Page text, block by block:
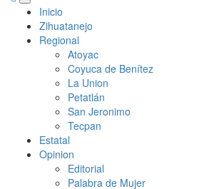
Primary
Menu
Inicio
Zihuatanejo
Regional
Atoyac
Coyuca de Benítez
La Union
Petatlán
San Jeronimo
Tecpan
Estatal
Opinion
Editorial
Palabra de Mujer